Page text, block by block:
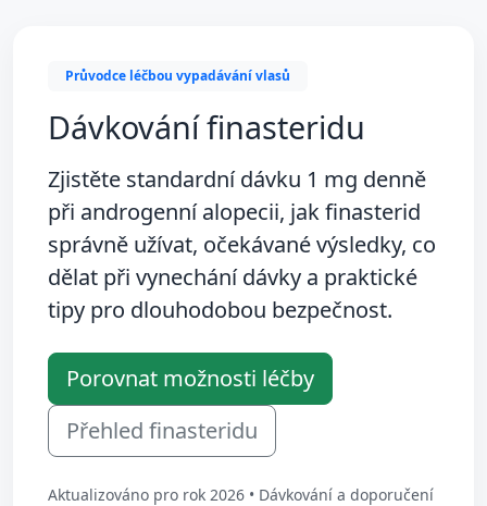
Průvodce léčbou vypadávání vlasů
Dávkování finasteridu
Zjistěte standardnídávku 1 mg denně
při androgenní alopecii, jak finasterid
správně užívat, očekávané výsledky, co
dělat při vynechání dávky a praktické
tipy pro dlouhodobou bezpečnost.
Porovnat možnosti léčby
Přehled finasteridu
Aktualizováno pro rok 2026 • Dávkování a doporučení